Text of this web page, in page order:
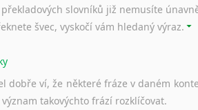
slovníků již nemusíte
švec, vyskočí vám hledaný výraz.
dobře ví, že některé fráze v daném
význam takovýchto frází rozklíčovat.